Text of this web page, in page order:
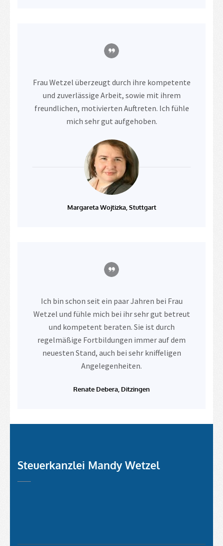
Frau Wetzel überzeugt durch ihre kompetente
und zuverlässige Arbeit, sowie mit ihrem
freundlichen, motivierten Auftreten. Ich fühle
mich sehr gut aufgehoben.
Margareta Wojtizka, Stuttgart
Ich bin schon seit ein paar Jahren bei Frau
Wetzel und fühle mich bei ihr sehr gut betreut
und kompetent beraten. Sie ist durch
regelmäßige Fortbildungen immer auf dem
neuesten Stand, auch bei sehr kniffeligen
Angelegenheiten.
Renate Debera, Ditzingen
Steuerkanzlei Mandy Wetzel